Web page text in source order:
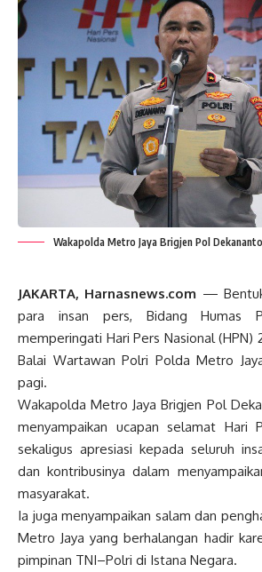
Wakapolda Metro Jaya Brigjen Pol
JAKARTA, Harnasnews.com —
para insan pers, Bidang Humas
memperingati Hari Pers Nasional (HPN)
Balai Wartawan Polri Polda Metro
pagi.
Wakapolda Metro Jaya Brigjen Pol
menyampaikan ucapan selamat Hari
sekaligus apresiasi kepada seluruh
dan kontribusinya dalam
masyarakat.
Ia juga menyampaikan salam dan
Metro Jaya yang berhalangan hadir
pimpinan TNI–Polri di Istana Negara.